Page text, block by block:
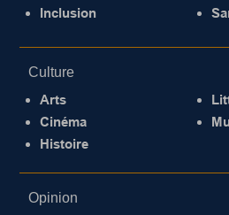
Inclusion
Culture
Arts
Cinéma
Histoire
Opinion